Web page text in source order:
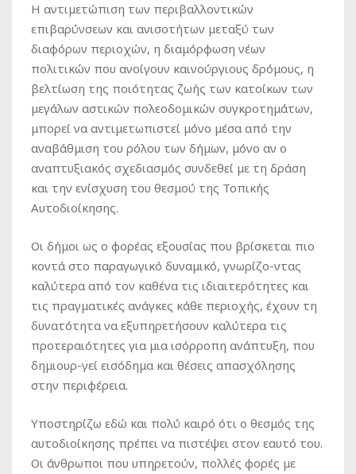
Η αντιμετώπιση των περιβαλλοντικών
επιβαρύνσεων και ανισοτήτων μεταξύ των
διαφόρων περιοχών, η διαμόρφωση νέων
πολιτικών που ανοίγουν καινούργιους δρόμους, η
βελτίωση της ποιότητας ζωής των κατοίκων των
μεγάλων αστικών πολεοδομικών συγκροτημάτων,
μπορεί να αντιμετωπιστεί μόνο μέσα από την
αναβάθμιση του ρόλου των δήμων, μόνο αν ο
αναπτυξιακός σχεδιασμός συνδεθεί με τη δράση
και την ενίσχυση του θεσμού της Τοπικής
Αυτοδιοίκησης.
Οι δήμοι ως ο φορέας εξουσίας που βρίσκεται πιο
κοντά στο παραγωγικό δυναμικό, γνωρίζο-ντας
καλύτερα από τον καθένα τις ιδιαιτερότητες και
τις πραγματικές ανάγκες κάθε περιοχής, έχουν τη
δυνατότητα να εξυπηρετήσουν καλύτερα τις
προτεραιότητες για μια ισόρροπη ανάπτυξη, που
δημιουρ-γεί εισόδημα και θέσεις απασχόλησης
στην περιφέρεια.
Υποστηρίζω εδώ και πολύ καιρό ότι ο θεσμός της
αυτοδιοίκησης πρέπει να πιστέψει στον εαυτό του.
Οι άνθρωποι που υπηρετούν, πολλές φορές με